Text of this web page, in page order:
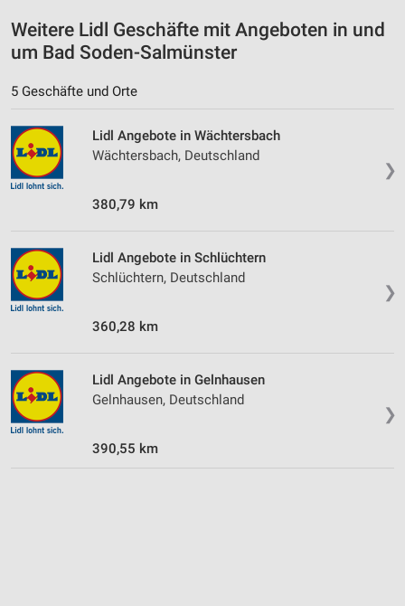
Weitere Lidl Geschäfte mit Angeboten in und
um Bad Soden-Salmünster
5 Geschäfte und Orte
❯
Lidl Angebote in Wächtersbach
Wächtersbach, Deutschland
380,79 km
❯
Lidl Angebote in Schlüchtern
Schlüchtern, Deutschland
360,28 km
❯
Lidl Angebote in Gelnhausen
Gelnhausen, Deutschland
390,55 km
Geräte anhand von aktiv angeforderten
Informationen identifizieren
Notwendig
Performance
Funktional